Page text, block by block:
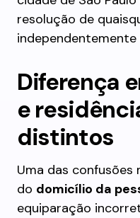
resolução de
Diferença
e
distintos
Uma das confusões
do domicílio da
equiparação